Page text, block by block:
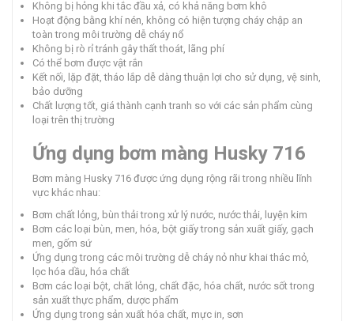
Không bị hỏng khi tắc đầu xả, có khả năng bơm khô
Hoạt động bằng khí nén, không có hiện tượng cháy chập an
toàn trong môi trường dễ cháy nổ
Không bị rò rỉ tránh gây thất thoát, lãng phí
Có thể bơm được vật rắn
Kết nối, lặp đặt, tháo lắp dễ dàng thuận lợi cho sử dụng, vệ sinh,
bảo dưỡng
Chất lượng tốt, giá thành cạnh tranh so với các sản phẩm cùng
loại trên thị trường
Ứng dụng bơm màng Husky 716
Bơm màng Husky 716 được ứng dụng rộng rãi trong nhiều lĩnh
vực khác nhau:
Bơm chất lỏng, bùn thải trong xử lý nước, nước thải, luyện kim
Bơm các loại bùn, men, hóa, bột giấy trong sản xuất giấy, gạch
men, gốm sứ
Ứng dụng trong các môi trường dễ cháy nỏ như khai thác mỏ,
lọc hóa dầu, hóa chất
Bơm các loại bột, chất lỏng, chất đặc, hóa chất, nước sốt trong
sản xuất thực phẩm, dược phẩm
Ứng dụng trong sản xuất hóa chất, mực in, sơn